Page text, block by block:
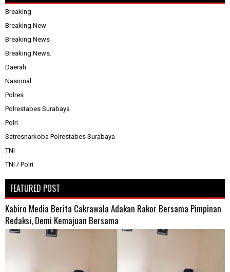
Breaking
Breaking New
Breaking News
Breaking News.
Daerah
Nasional
Polres
Polrestabes Surabaya
Polri
Satresnarkoba Polrestabes Surabaya
TNI
TNI / Polri
FEATURED POST
Kabiro Media Berita Cakrawala Adakan Rakor Bersama Pimpinan
Redaksi, Demi Kemajuan Bersama